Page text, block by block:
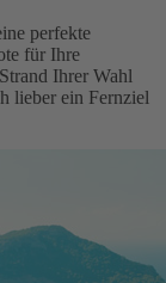
perfekte
für Ihre
Ihrer Wahl
lieber ein Fernziel